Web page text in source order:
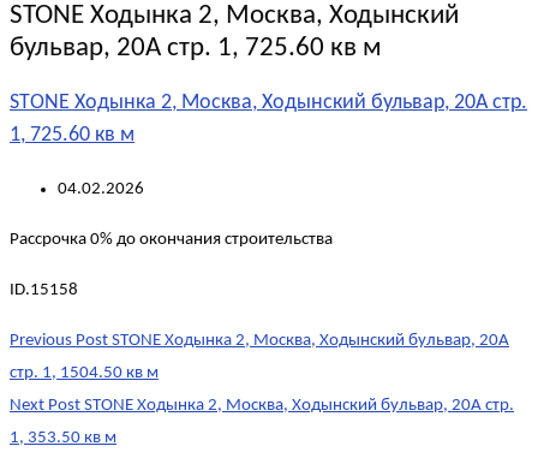
STONE Ходынка 2, Москва, Ходынский
бульвар, 20А стр. 1, 725.60 кв м
STONE Ходынка 2, Москва, Ходынский бульвар, 20А стр.
1, 725.60 кв м
04.02.2026
Рассрочка 0% до окончания строительства
ID.15158
Post
navigation
Previous Post STONE Ходынка 2, Москва, Ходынский бульвар, 20А
стр. 1, 1504.50 кв м
Next Post STONE Ходынка 2, Москва, Ходынский бульвар, 20А стр.
1, 353.50 кв м